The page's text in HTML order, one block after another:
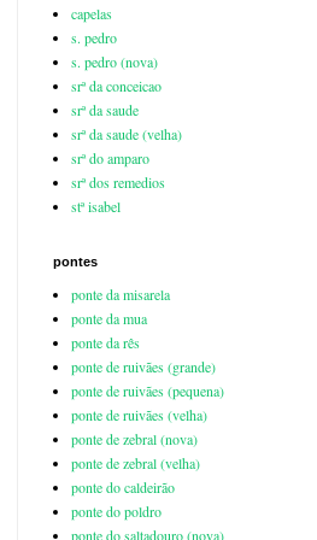
capelas
s. pedro
s. pedro (nova)
srª da conceicao
srª da saude
srª da saude (velha)
srª do amparo
srª dos remedios
stª isabel
pontes
ponte da misarela
ponte da mua
ponte da rês
ponte de ruivães (grande)
ponte de ruivães (pequena)
ponte de ruivães (velha)
ponte de zebral (nova)
ponte de zebral (velha)
ponte do caldeirão
ponte do poldro
ponte do saltadouro (nova)